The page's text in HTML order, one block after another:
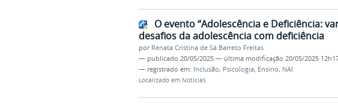
O evento “Adolescência e Deficiência:
desafios da adolescência com deficiência
por Renata Cristina de Sá Barreto Freitas
— publicado 20/05/2025 — última modificação 20/05/2025
— registrado em: Inclusão, Psicologia, Ensino, NAI
Localizado em Notícias